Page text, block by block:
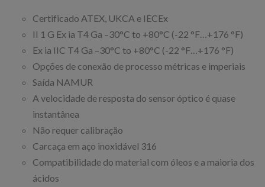
Certificado ATEX, UKCA e IECEx
II 1 G Ex ia T4 Ga –30°C to +80°C (-22 °F…+176 °F)
Ex ia IIC T4 Ga –30°C to +80°C (-22 °F…+176 °F)
Opções de conexão de processo métricas e imperiais
Saída NAMUR
A velocidade de resposta do sensor óptico é quase
instantânea
Não requer calibração
Carcaça em aço inoxidável 316
Compatibilidade do material com óleos e a maioria dos
ácidos